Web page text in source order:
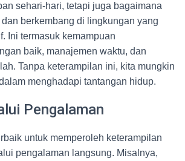
sehari-hari, tetapi juga bagaimana
berkembang di lingkungan yang
Ini termasuk kemampuan
baik, manajemen waktu, dan
Tanpa keterampilan ini, kita mungkin
menghadapi tantangan hidup.
Pengalaman
untuk memperoleh keterampilan
pengalaman langsung. Misalnya,